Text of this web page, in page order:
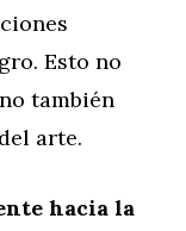
Esto no
también
arte.
hacia la